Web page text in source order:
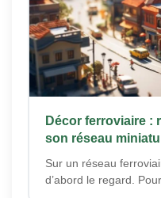
Décor ferroviaire :
son réseau
Sur un réseau
d’abord le regard.